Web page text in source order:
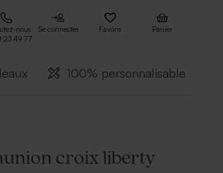
nous
23 49 77
Se connecter Favoris Panier
100% personnalisable
croix liberty